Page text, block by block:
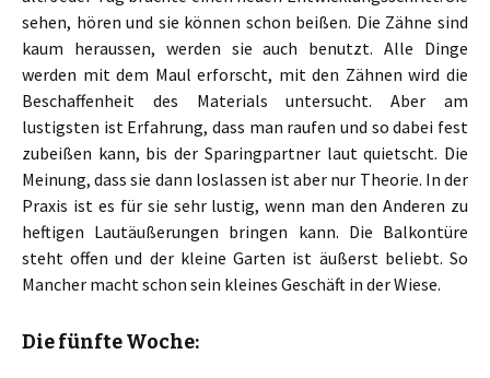
sehen, hören und sie können schon beißen. Die Zähne sind
kaum heraussen, werden sie auch benutzt. Alle Dinge
werden mit dem Maul erforscht, mit den Zähnen wird die
Beschaffenheit des Materials untersucht. Aber am
lustigsten ist Erfahrung, dass man raufen und so dabei fest
zubeißen kann, bis der Sparingpartner laut quietscht. Die
Meinung, dass sie dann loslassen ist aber nur Theorie. In der
Praxis ist es für sie sehr lustig, wenn man den Anderen zu
heftigen Lautäußerungen bringen kann. Die Balkontüre
steht offen und der kleine Garten ist äußerst beliebt. So
Mancher macht schon sein kleines Geschäft in der Wiese.
Die fünfte Woche: